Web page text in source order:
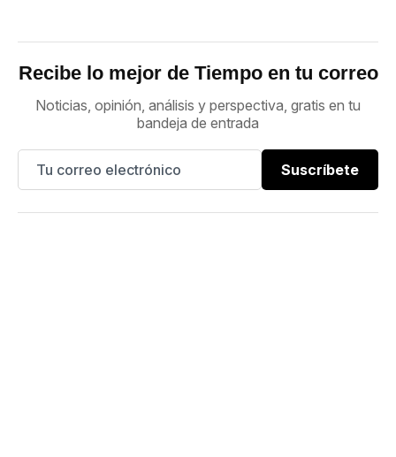
Recibe lo mejor de Tiempo en tu correo
Noticias, opinión, análisis y perspectiva, gratis en tu
bandeja de entrada
Suscríbete